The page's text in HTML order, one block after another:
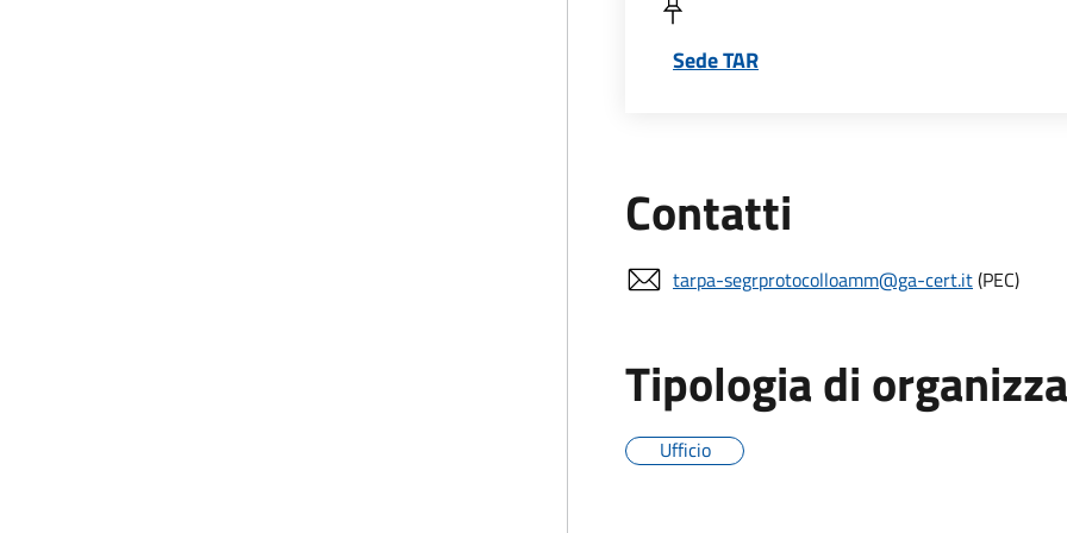
Sede TAR
Contatti
tarpa-segrprotocolloamm@ga-cert.it(PEC)
Tipologia di
Ufficio